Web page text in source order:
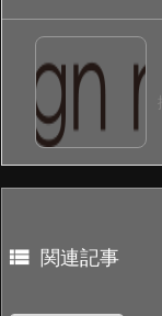
 関連記事